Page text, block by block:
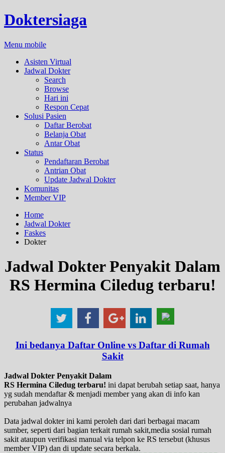
Doktersiaga
Menu mobile
Asisten Virtual
Jadwal Dokter
Search
Browse
Hari ini
Respon Cepat
Solusi Pasien
Daftar Berobat
Belanja Obat
Antar Obat
Status
Pendaftaran Berobat
Antrian Obat
Update Jadwal Dokter
Komunitas
Member VIP
Home
Jadwal Dokter
Faskes
Dokter
Jadwal Dokter Penyakit Dalam
RS Hermina Ciledug terbaru!
Ini bedanya Daftar Online vs Daftar di Rumah
Sakit
Jadwal Dokter Penyakit Dalam
RS Hermina Ciledug terbaru! ini dapat berubah setiap saat, hanya
yg sudah mendaftar & menjadi member yang akan di info kan
perubahan jadwalnya
Data jadwal dokter ini kami peroleh dari dari berbagai macam
sumber, seperti dari bagian terkait rumah sakit,media sosial rumah
sakit ataupun verifikasi manual via telpon ke RS tersebut (khusus
member VIP) dan di update secara berkala.